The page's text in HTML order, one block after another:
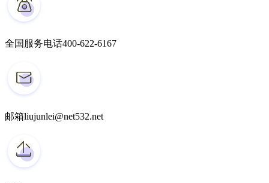
全国服务电话400-622-6167
邮箱liujunlei@net532.net